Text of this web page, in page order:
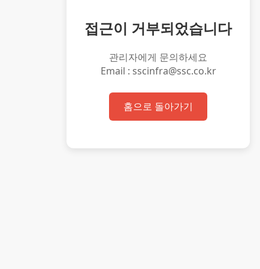
접근이 거부되었습니다
관리자에게 문의하세요
Email : sscinfra@ssc.co.kr
홈으로 돌아가기